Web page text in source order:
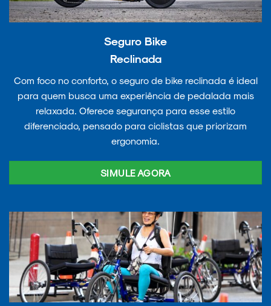
Seguro Bike
Reclinada
Com foco no conforto, o seguro de bike reclinada é ideal
para quem busca uma experiência de pedalada mais
relaxada. Oferece segurança para esse estilo
diferenciado, pensado para ciclistas que priorizam
ergonomia.
SIMULE AGORA